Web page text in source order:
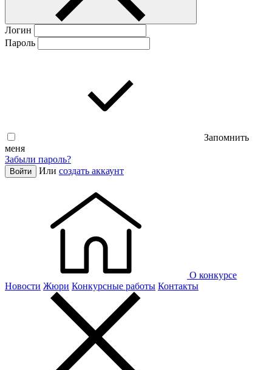
Логин
Пароль
Запомнить
меня
Забыли пароль?
Войти Или создать аккаунт
О конкурсе
Новости Жюри Конкурсные работы Контакты